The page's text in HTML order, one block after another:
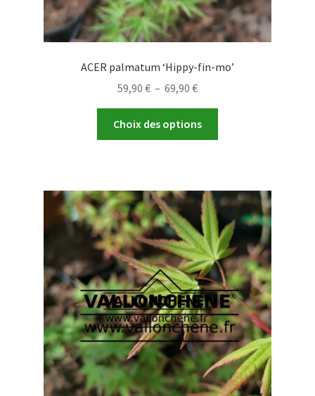
ACER palmatum ‘Hippy-fin-mo’
59,90 € – 69,90 €Plage
de
prix :
59,90 €
Choix des options
Les
options
peuvent
être
choisies
sur
la
page
du
produit